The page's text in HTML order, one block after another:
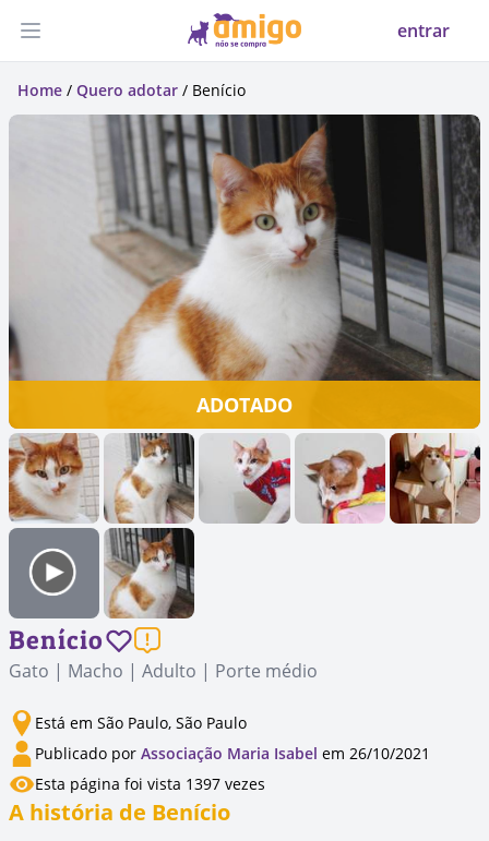
Abrir menu entrar
Home / Quero adotar / Benício
ADOTADO
Benício
Gato | Macho | Adulto | Porte médio
Está em São Paulo, São Paulo
Publicado por Associação Maria Isabel em 26/10/2021
Esta página foi vista 1397 vezes
A história de Benício